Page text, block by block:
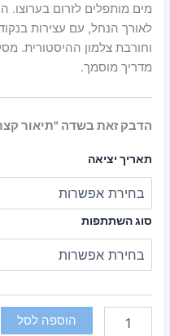
מים מותפלים לזרום בערוצו.
לאורך הנחל, עם עצירות
מדריך מוסמך.
הדבק זאת בשדה "תיאור
תאריך יציאה
סוג השתתפות
הוספה לסל